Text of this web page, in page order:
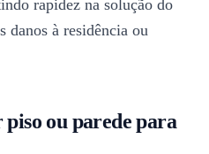
rapidez na solução do
danos à residência ou
ou parede para